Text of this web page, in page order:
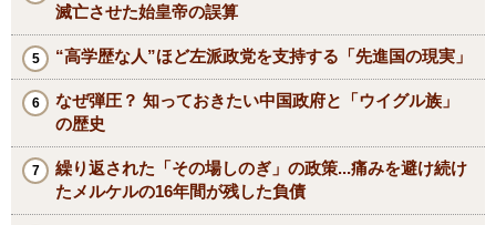
滅亡させた始皇帝の誤算
“高学歴な人”ほど左派政党を支持する「先進国の現実」
なぜ弾圧？ 知っておきたい中国政府と「ウイグル族」
の歴史
繰り返された「その場しのぎ」の政策...痛みを避け続け
たメルケルの16年間が残した負債